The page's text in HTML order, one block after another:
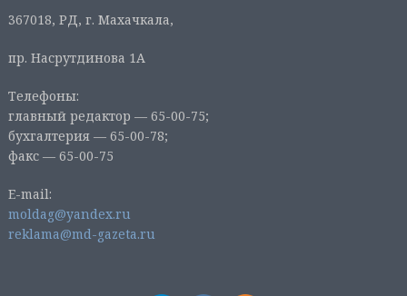
367018, РД, г. Махачкала,
пр. Насрутдинова 1А
Телефоны:
главный редактор — 65-00-75;
бухгалтерия — 65-00-78;
факс — 65-00-75
E-mail:
moldag@yandex.ru
reklama@md-gazeta.ru